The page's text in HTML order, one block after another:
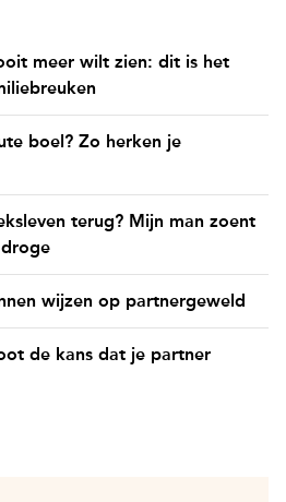
meer wilt zien: dit is het
boel? Zo herken je
terug? Mijn man zoent
wijzen op partnergeweld
de kans dat je partner